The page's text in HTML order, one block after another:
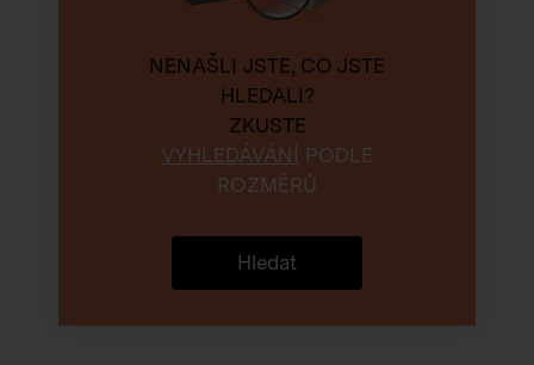
NENAŠLI JSTE, CO JSTE
HLEDALI?
ZKUSTE
VYHLEDÁVÁNÍ PODLE
ROZMĚRŮ
Hledat